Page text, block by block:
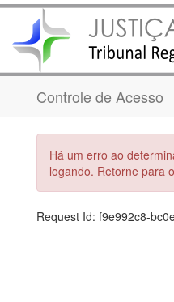
Controle de Acesso
Há um erro ao
logando. Retorne para
Request Id: f9e992c8-